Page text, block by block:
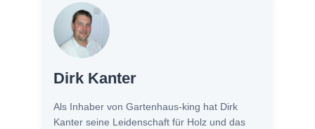
Dirk Kanter
Als Inhaber von Gartenhaus-king hat Dirk
Kanter seine Leidenschaft für Holz und das